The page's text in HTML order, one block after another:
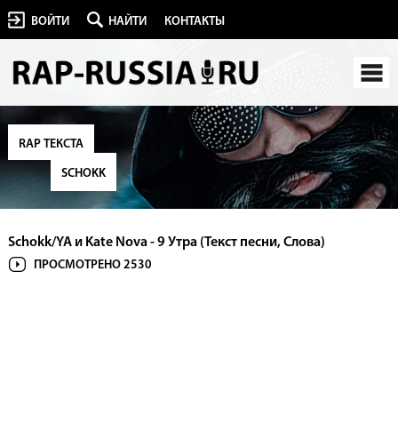
ВОЙТИ НАЙТИ КОНТАКТЫ
RAP ТЕКСТА
SCHOKK
Schokk/YA и Kate Nova - 9 Утра (Текст песни, Слова)
ПРОСМОТРЕНО 2530